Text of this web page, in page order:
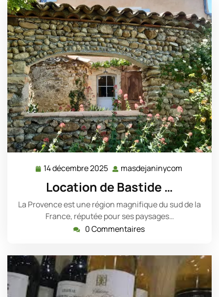
14 décembre 2025 14
décembre
2025
masdejaninycom
Location de Bastide …
La Provence est une région magnifique du sud de la
France, réputée pour ses paysages…
0 Commentaires